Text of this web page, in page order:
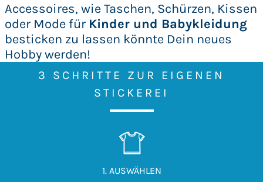
Accessoires, wie Taschen, Schürzen, Kissen
oder Mode für Kinder und Babykleidung
besticken zu lassen könnte Dein neues
Hobby werden!
3 SCHRITTE ZUR EIGENEN
STICKEREI
1. AUSWÄHLEN